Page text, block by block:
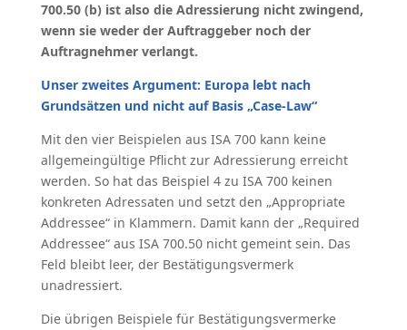
700.50 (b) ist also die Adressierung nicht zwingend,
wenn sie weder der Auftraggeber noch der
Auftragnehmer verlangt.
Unser zweites Argument: Europa lebt nach
Grundsätzen und nicht auf Basis „Case-Law“
Mit den vier Beispielen aus ISA 700 kann keine
allgemeingültige Pflicht zur Adressierung erreicht
werden. So hat das Beispiel 4 zu ISA 700 keinen
konkreten Adressaten und setzt den „Appropriate
Addressee“ in Klammern. Damit kann der „Required
Addressee“ aus ISA 700.50 nicht gemeint sein. Das
Feld bleibt leer, der Bestätigungsvermerk
unadressiert.
Die übrigen Beispiele für Bestätigungsvermerke